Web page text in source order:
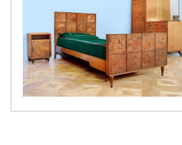
a
g
i
n
e